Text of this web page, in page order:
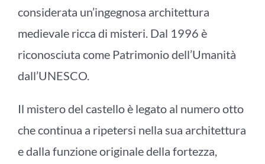
considerata un’ingegnosa architettura
medievale ricca di misteri. Dal 1996 è
riconosciuta come Patrimonio dell’Umanità
dall’UNESCO.
Il mistero del castello è legato al numero otto
che continua a ripetersi nella sua architettura
e dalla funzione originale della fortezza,